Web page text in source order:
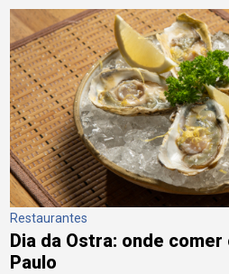
Restaurantes
Dia da Ostra: onde
Paulo